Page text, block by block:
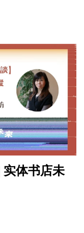
实体书店未